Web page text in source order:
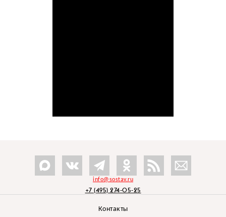
info@sostav.ru
+7 (495) 274-05-25
Контакты